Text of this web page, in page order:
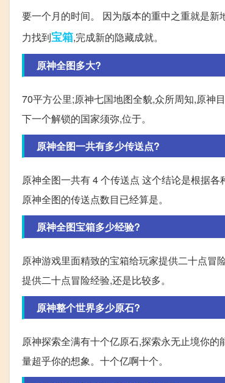
要一个月的时间。 因为版本的重中之重就是
力找到宝箱,完成新的隐藏成就。
原神全图多大?
70平方公里;原神七国地图全貌,众所周知,原神
下一个解锁的国家须弥,位于。
原神全图一共有多少传送点?
原神全图一共有 4 个传送点 这个结论是根据
原神全图的传送点数目已经算是。
原神全图宝箱多少经验?
原神游戏里面精致的宝箱给玩家提供二十点冒
提供二十点冒险经验,还是比较多。
原神整个世界多少原石?
原神探索全满有十个亿原石,探索永无止境你
量超乎你的想象。十个亿啊十个。